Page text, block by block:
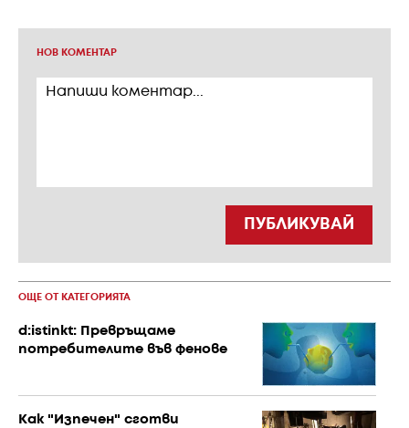
НОВ КОМЕНТАР
ПУБЛИКУВАЙ
ОЩЕ ОТ КАТЕГОРИЯТА
d:istinkt: Превръщаме
потребителите във фенове
Как "Изпечен" сготви